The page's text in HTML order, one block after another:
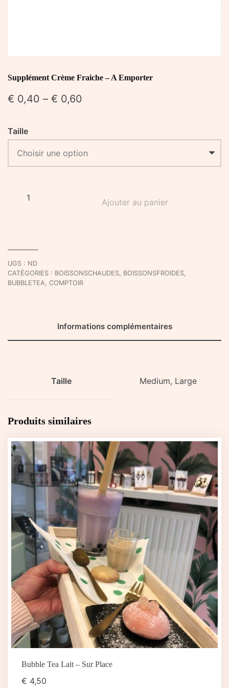
Supplément Crème Fraiche – A Emporter
€ 0,40 – € 0,60
Taille
quantité
A
Emporter
Ajouter au panier
UGS : ND
CATÉGORIES : BOISSONSCHAUDES BOISSONSFROIDES
BUBBLETEA COMPTOIR
Informations complémentaires
Taille Medium, Large
Produits similaires
Bubble Tea Lait – Sur Place
€ 4,50